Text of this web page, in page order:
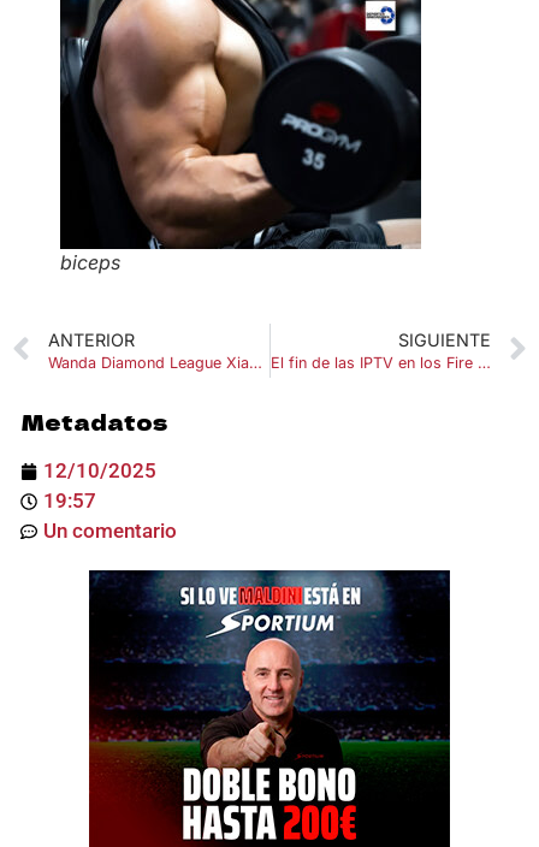
biceps
ANTERIOR
Wanda Diamond League Xiamen 2026: fecha y pruebas del meeting de atletismo
SIGUIENTE
El fin de las IPTV en los Fire TV
Metadatos
12/10/2025
19:57
Un comentario